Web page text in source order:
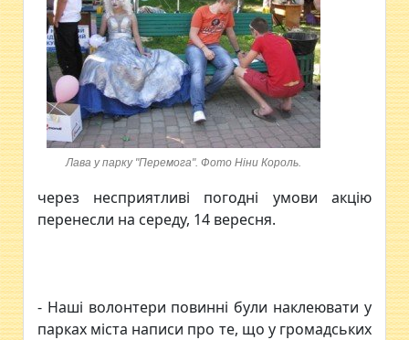
Лава у парку "Перемога". Фото Ніни Король.
через несприятливі погодні умови акцію
перенесли на середу, 14 вересня.
- Наші волонтери повинні були наклеювати у
парках міста написи про те, що у громадських